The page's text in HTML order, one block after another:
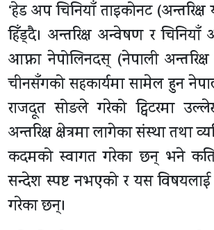
‘हेड अप चिनियाँ ताइकोनट (अन्तरिक्ष
हिँड्दै। अन्तरिक्ष अन्वेषण र चिनियाँ
आफ्ना नेपोलिनदस् (नेपाली अन्तरिक्ष
चीनसँगको सहकार्यमा सामेल हुन
राजदूत सोङले गरेको ट्विटरमा
अन्तरिक्ष क्षेत्रमा लागेका संस्था तथा
कदमको स्वागत गरेका छन् भने
सन्देश स्पष्ट नभएको र यस विषयलाई
गरेका छन्।